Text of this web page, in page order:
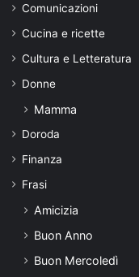
Comunicazioni
Cucina e ricette
Cultura e Letteratura
Donne
Mamma
Doroda
Finanza
Frasi
Amicizia
Buon Anno
Buon Mercoledì